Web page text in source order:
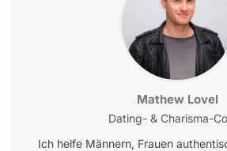
Mathew Lovel
Dating- & Charisma-
Ich helfe Männern, Frauen